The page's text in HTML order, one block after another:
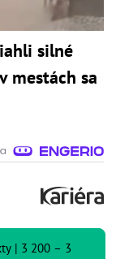
silné
mestách sa
| 3 200 – 3